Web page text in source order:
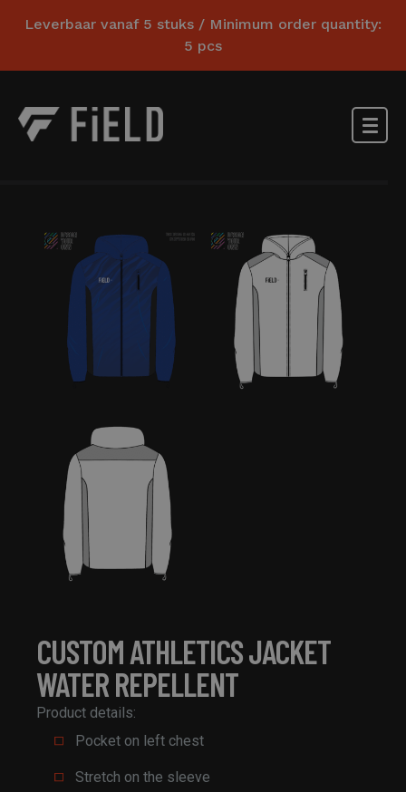
Leverbaar vanaf 5 stuks / Minimum order quantity:
5 pcs
CUSTOM ATHLETICS JACKET
WATER REPELLENT
Product details:
Pocket on left chest
Stretch on the sleeve